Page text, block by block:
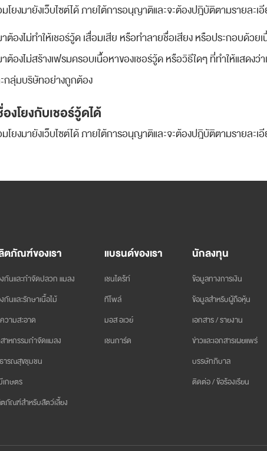
โยงมายังเว็บไซต์ได้ ภายใต้การอนุญาติและจะต้องปฎิบัติตามรายละเ
าต้องไม่ทำให้เชอร์วู้ด เสื่อมเสีย หรือทำลายชื่อเสียง หรือประกอบด้วย
าต้องไม่สร้างเฟรมครอบเนื้อหาของเชอร์วู้ด หรือวิธีใดๆ ที่ทำให้แสดงว่
กลุ่มบริษัทอย่างถูกต้อง
งโยงกับเชอร์วู้ดได้
โยงมายังเว็บไซต์ได้ ภายใต้การอนุญาติและจะต้องปฎิบัติตามรายละเ
ตภัณฑ์ของเรา
กันและกำจัดปลวก แมลง
กันและรักษาเนื้อไม้
วามสะอาด
าหกรรมกำจัดแมลง
ารณสุขชุมชน
เกษตร
ภัณฑ์สำหรับสัตว์เลี้ยง
แบรนด์ของเรา
เชนไดร้ท์
ทีโพล์
มอส อเวย์
เชนการ์ด
นักลงทุน
ข้อมูลทางการเงิน
ข้อมูลสำหรับผู้ถือหุ้น
เอกสาร / รายงาน
ข่าวและเอกสารเผยแพร่
บรรษัทภิบาล
ติดต่อ / ข้อร้องเรียน